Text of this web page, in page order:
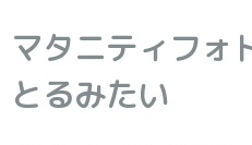
マタニティフォ
とるみたい